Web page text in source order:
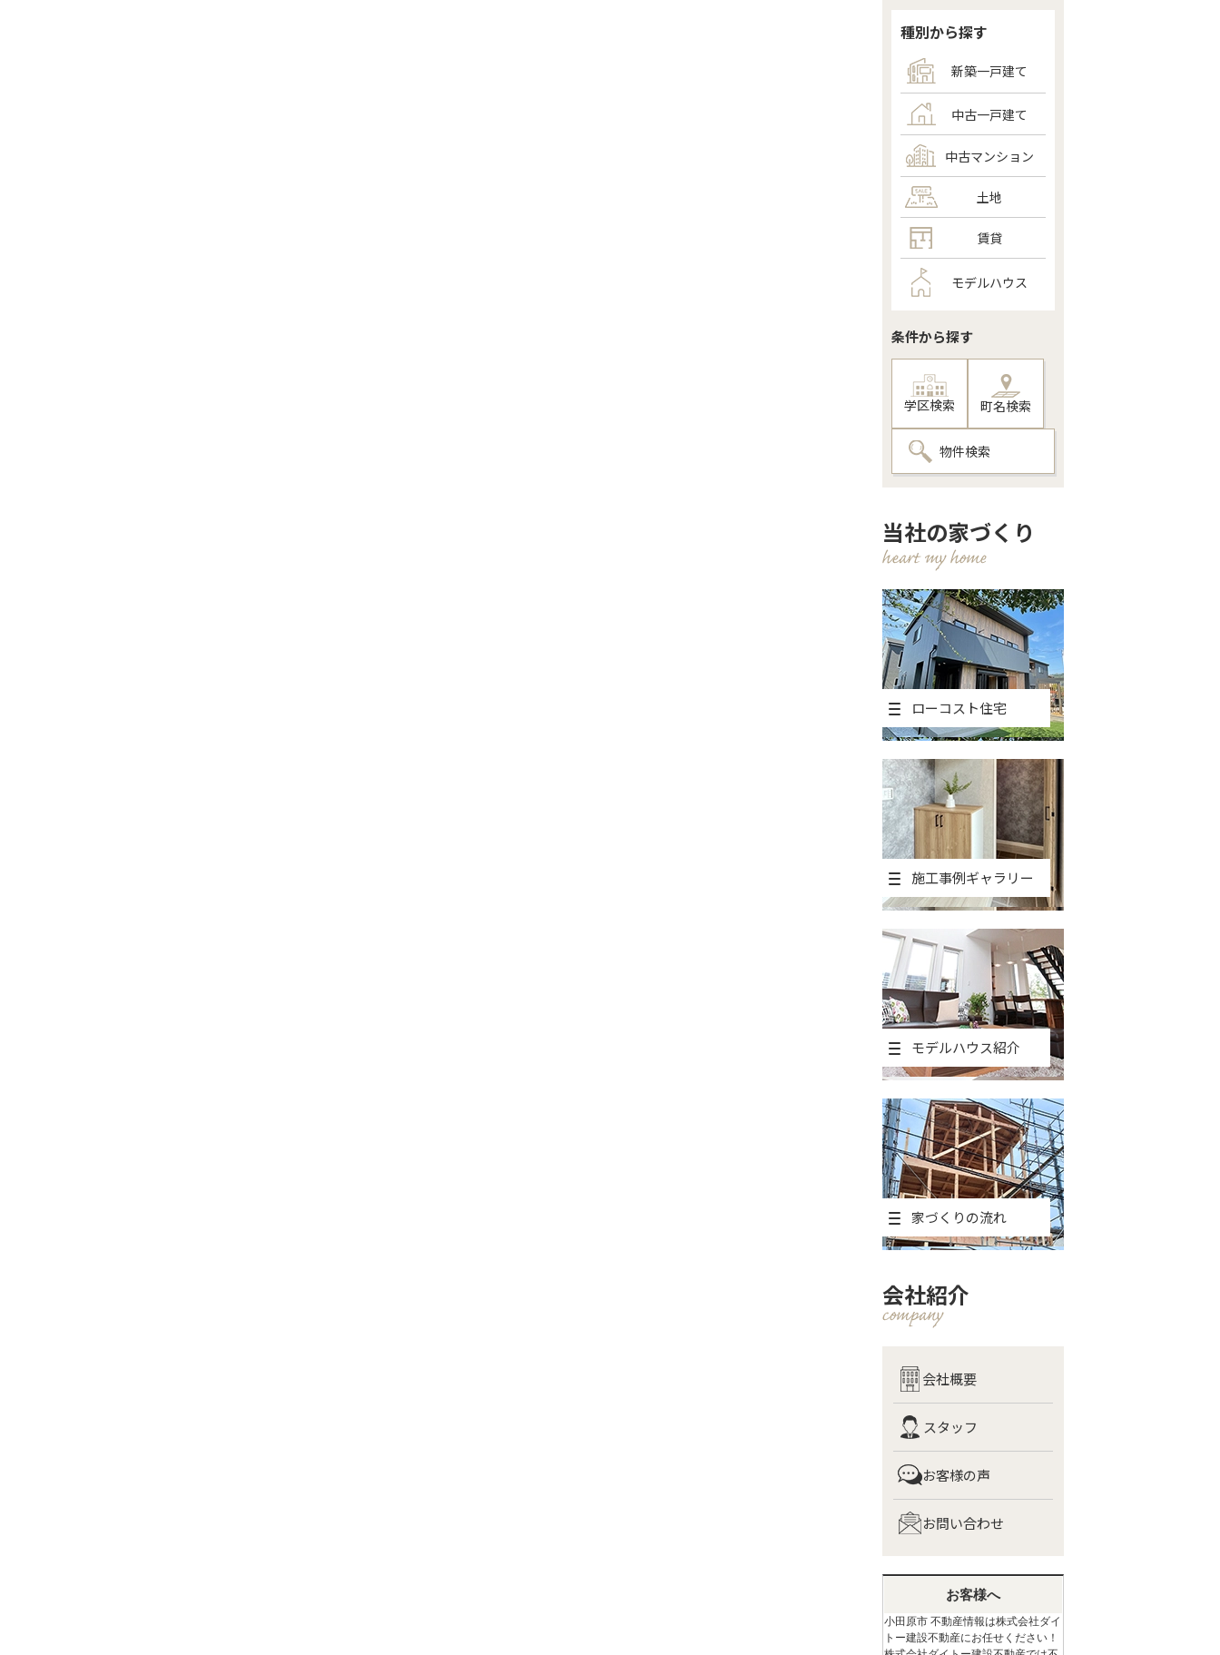
種別から探す
新築一戸建て
中古一戸建て
中古マンション
土地
賃貸
モデルハウス
条件から探す
学区検索 町名検索
物件検索
当社の家づくり
ローコスト住宅
施工事例ギャラリー
モデルハウス紹介
家づくりの流れ
会社紹介
会社概要
スタッフ
お客様の声
お問い合わせ
お客様へ
小田原市 不動産情報は株式会社ダイ
トー建設不動産にお任せください！